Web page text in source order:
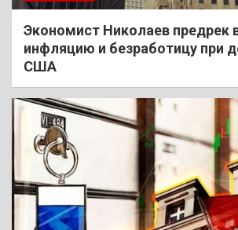
Экономист Николаев предрек
инфляцию и безработицу при
США